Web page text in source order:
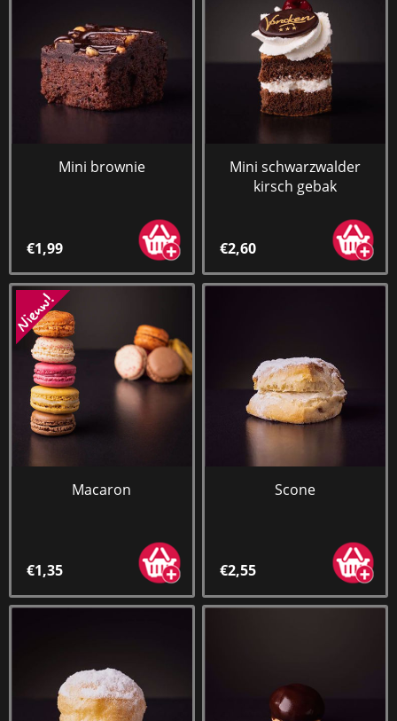
Mini brownie
€1,99
Mini schwarzwalder
kirsch gebak
€2,60
Macaron
€1,35
Scone
€2,55